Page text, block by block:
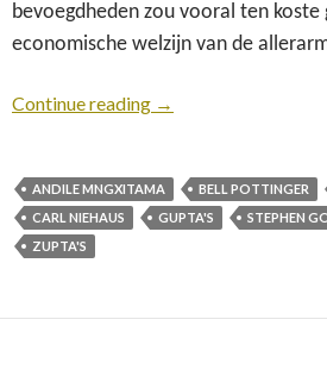
bevoegdheden zou vooral ten koste
economische welzijn van de
Continue reading →
ANDILE MNGXITAMA BELL POTTINGER
CARL NIEHAUS
GUPTA'S STEPHEN
ZUPTA'S